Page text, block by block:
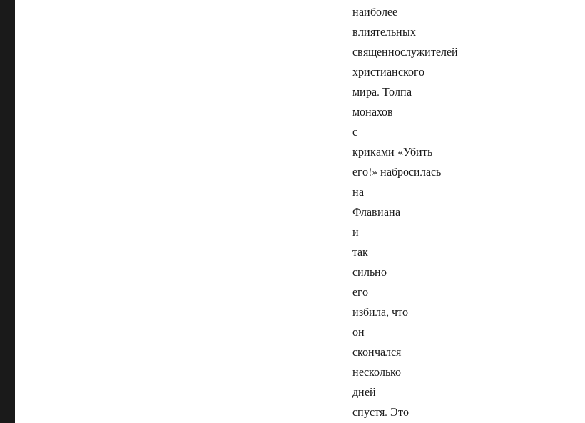
наиболее
влиятельных
священнослужителей
христианского
мира. Толпа
монахов
с
криками «Убить
его!» набросилась
на
Флавиана
и
так
сильно
его
избила, что
он
скончался
несколько
дней
спустя. Это